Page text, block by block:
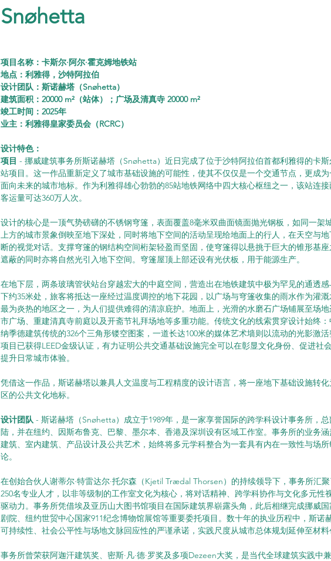
Snøhetta
项目名称：卡斯尔·阿尔·霍克姆地铁站
地点：利雅得，沙特阿拉伯
设计团队：斯诺赫塔（Snøhetta）
建筑面积：20000 m²（站体）；广场及清真寺 20000 m²
竣工时间：2025年
业主：利雅得皇家委员会（RCRC）
设计特色：
项目 - 挪威建筑事务所斯诺赫塔（Snøhetta）近日完成了位于沙特阿拉伯首都利雅得的卡斯
站项目。这一作品重新定义了城市基础设施的可能性，使其不仅仅是一个交通节点，更成
面向未来的城市地标。作为利雅得雄心勃勃的85站地铁网络中四大核心枢纽之一，该站连
客运量可达360万人次。
设计的核心是一顶气势磅礴的不锈钢穹篷，表面覆盖8毫米双曲面镜面抛光钢板，如同一架
上方的城市景象倒映至地下深处，同时将地下空间的活动呈现给地面上的行人，在天空与
断的视觉对话。支撑穹篷的钢结构空间桁架轻盈而坚固，使穹篷得以悬挑于巨大的锥形基
遮蔽的同时亦将自然光引入地下空间。穹篷屋顶上部还设有光伏板，用于能源生产。
在地下层，两条玻璃管状站台穿越宏大的中庭空间，营造出在地铁建筑中极为罕见的通透
下约35米处，旅客将抵达一座经过温度调控的地下花园，以广场与穹篷收集的雨水作为灌
最为炎热的地区之一，为人们提供难得的清凉庇护。地面上，光滑的水磨石广场铺展至场
市广场、重建清真寺前庭以及开斋节礼拜场地等多重功能。传统文化的线索贯穿设计始终
纳季德建筑传统的326个三角形镂空图案，一道长达100米的媒体艺术墙则以流动的光影激
项目已获得LEED金级认证，有力证明公共交通基础设施完全可以在彰显文化身份、促进社
提升日常城市体验。
凭借这一作品，斯诺赫塔以兼具人文温度与工程精度的设计语言，将一座地下基础设施转
区的公共文化地标。
设计团队 - 斯诺赫塔（Snøhetta）成立于1989年，是一家享誉国际的跨学科设计事务所，
陆，并在纽约、因斯布鲁克、巴黎、墨尔本、香港及深圳设有区域工作室。事务所的业务
建筑、室内建筑、产品设计及公共艺术，始终将多元学科整合为一套具有内在一致性与场
论。
在创始合伙人谢蒂尔·特雷达尔·托尔森（Kjetil Trædal Thorsen）的持续领导下，事务所汇
250名专业人才，以非等级制的工作室文化为核心，将对话精神、跨学科协作与文化多元性
驱动力。事务所凭借埃及亚历山大图书馆项目在国际建筑界崭露头角，此后相继完成挪威
剧院、纽约世贸中心国家911纪念博物馆展馆等重要委托项目。数十年的执业历程中，斯诺
可持续性、社会公平性与场地文脉回应性的严谨承诺，实践尺度从城市总体规划延伸至材
事务所曾荣获阿迦汗建筑奖、密斯·凡·德·罗奖及多项Dezeen大奖，是当代全球建筑实践中